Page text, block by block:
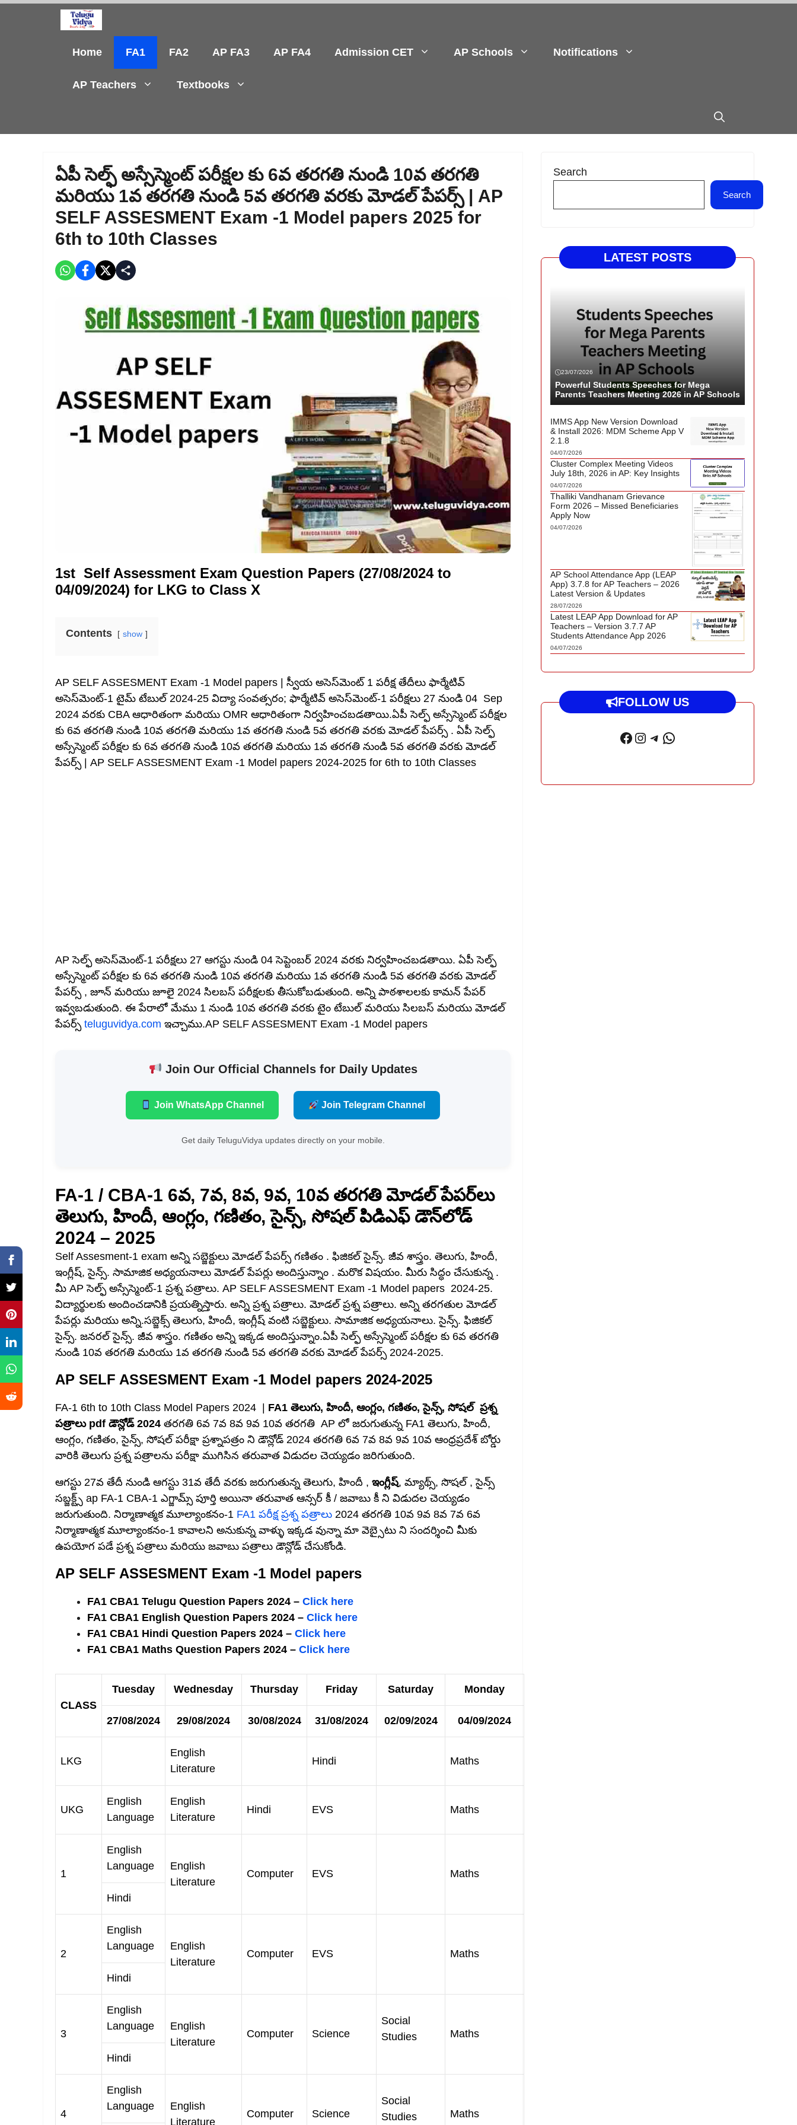
Home
FA1 FA2 AP FA3 AP FA4 Admission CET AP Schools Notifications
AP Teachers Textbooks
ఏపీ సెల్ఫ్ అస్సేస్మెంట్ పరీక్షల కు 6వ తరగతి నుండి 10వ తరగతి
మరియు 1వ తరగతి నుండి 5వ తరగతి వరకు మోడల్ పేపర్స్ | AP
SELF ASSESMENT Exam -1 Model papers 2025 for
6th to 10th Classes
1st Self Assessment Exam Question Papers (27/08/2024 to
04/09/2024) for LKG to Class X
Contents show
AP SELF ASSESMENT Exam -1 Model papers | స్వీయ అసెస్‌మెంట్ 1 పరీక్ష తేదీలు ఫార్మేటివ్
అసెస్‌మెంట్-1 టైమ్ టేబుల్ 2024-25 విద్యా సంవత్సరం; ఫార్మేటివ్ అసెస్‌మెంట్-1 పరీక్షలు 27 నుండి 04 Sep
2024 వరకు CBA ఆధారితంగా మరియు OMR ఆధారితంగా నిర్వహించబడతాయి.ఏపీ సెల్ఫ్ అస్సేస్మెంట్ పరీక్షల
కు 6వ తరగతి నుండి 10వ తరగతి మరియు 1వ తరగతి నుండి 5వ తరగతి వరకు మోడల్ పేపర్స్ . ఏపీ సెల్ఫ్
అస్సేస్మెంట్ పరీక్షల కు 6వ తరగతి నుండి 10వ తరగతి మరియు 1వ తరగతి నుండి 5వ తరగతి వరకు మోడల్
పేపర్స్ | AP SELF ASSESMENT Exam -1 Model papers 2024-2025 for 6th to 10th Classes
AP సెల్ఫ్ అసెస్‌మెంట్-1 పరీక్షలు 27 ఆగస్టు నుండి 04 సెప్టెంబర్ 2024 వరకు నిర్వహించబడతాయి. ఏపీ సెల్ఫ్
అస్సేస్మెంట్ పరీక్షల కు 6వ తరగతి నుండి 10వ తరగతి మరియు 1వ తరగతి నుండి 5వ తరగతి వరకు మోడల్
పేపర్స్ , జూన్ మరియు జూలై 2024 సిలబస్ పరీక్షలకు తీసుకోబడుతుంది. అన్ని పాఠశాలలకు కామన్ పేపర్
ఇవ్వబడుతుంది. ఈ పేరాలో మేము 1 నుండి 10వ తరగతి వరకు టైం టేబుల్ మరియు సిలబస్ మరియు మోడల్
పేపర్స్ teluguvidya.com ఇచ్చాము.AP SELF ASSESMENT Exam -1 Model papers
Join Our Official Channels for Daily Updates
Join WhatsApp Channel Join Telegram Channel
Get daily TeluguVidya updates directly on your mobile.
FA-1 / CBA-1 6వ, 7వ, 8వ, 9వ, 10వ తరగతి మోడల్ పేపర్‌లు
తెలుగు, హిందీ, ఆంగ్లం, గణితం, సైన్స్, సోషల్ పిడిఎఫ్ డౌన్‌లోడ్
2024 – 2025
Self Assesment-1 exam అన్ని సబ్జెక్టులు మోడల్ పేపర్స్ గణితం . ఫిజికల్ సైన్స్. జీవ శాస్త్రం. తెలుగు, హిందీ,
ఇంగ్లీష్, సైన్స్. సామాజిక అధ్యయనాలు మోడల్ పేపర్లు అందిస్తున్నాం . మరొక విషయం. మీరు సిద్ధం చేసుకున్న .
మీ AP సెల్ఫ్ అస్సేస్మెంట్-1 ప్రశ్న పత్రాలు. AP SELF ASSESMENT Exam -1 Model papers 2024-25.
విద్యార్థులకు అందించడానికి ప్రయత్నిస్తారు. అన్ని ప్రశ్న పత్రాలు. మోడల్ ప్రశ్న పత్రాలు. అన్ని తరగతుల మోడల్
పేపర్లు మరియు అన్ని.సబ్జెక్స్ తెలుగు, హిందీ, ఇంగ్లీష్ వంటి సబ్జెక్టులు. సామాజిక అధ్యయనాలు. సైన్స్. ఫిజికల్
సైన్స్. జనరల్ సైన్స్. జీవ శాస్త్రం. గణితం అన్ని ఇక్కడ అందిస్తున్నాం.ఏపీ సెల్ఫ్ అస్సేస్మెంట్ పరీక్షల కు 6వ తరగతి
నుండి 10వ తరగతి మరియు 1వ తరగతి నుండి 5వ తరగతి వరకు మోడల్ పేపర్స్ 2024-2025.
AP SELF ASSESMENT Exam -1 Model papers 2024-2025
FA-1 6th to 10th Class Model Papers 2024 | FA1 తెలుగు, హిందీ, ఆంగ్లం, గణితం, సైన్స్, సోషల్ ప్రశ్న
పత్రాలు pdf డౌన్లోడ్ 2024 తరగతి 6వ 7వ 8వ 9వ 10వ తరగతి AP లో జరుగుతున్న FA1 తెలుగు, హిందీ,
ఆంగ్లం, గణితం, సైన్స్, సోషల్ పరీక్షా ప్రశ్నాపత్రం ని డౌన్లోడ్ 2024 తరగతి 6వ 7వ 8వ 9వ 10వ ఆంధ్రప్రదేశ్ బోర్డు
వారికి తెలుగు ప్రశ్న పత్రాలను పరీక్షా ముగిసిన తరువాత విడుదల చెయ్యడం జరిగుతుంది.
ఆగస్టు 27వ తేదీ నుండి ఆగస్టు 31వ తేదీ వరకు జరుగుతున్న తెలుగు, హిందీ , ఇంగ్లీష్, మ్యాథ్స్, సొషల్ , సైన్స్
సబ్జక్ట్స్ ap FA-1 CBA-1 ఎగ్జామ్స్ పూర్తి అయినా తరువాత ఆన్సర్ కీ / జవాబు కీ ని విడుదల చెయ్యడం
జరుగుతుంది. నిర్మాణాత్మక మూల్యాంకనం-1 FA1 పరీక్ష ప్రశ్న పత్రాలు 2024 తరగతి 10వ 9వ 8వ 7వ 6వ
నిర్మాణాత్మక మూల్యాంకనం-1 కావాలని అనుకున్న వాళ్ళు ఇక్కడ వున్నా మా వెబ్సైటు ని సందర్శించి మీకు
ఉపయోగ పడే ప్రశ్న పత్రాలు మరియు జవాబు పత్రాలు డౌన్లోడ్ చేసుకోండి.
AP SELF ASSESMENT Exam -1 Model papers
FA1 CBA1 Telugu Question Papers 2024 – Click here
FA1 CBA1 English Question Papers 2024 – Click here
FA1 CBA1 Hindi Question Papers 2024 – Click here
FA1 CBA1 Maths Question Papers 2024 – Click here
CLASS
Tuesday Wednesday Thursday Friday Saturday Monday
27/08/2024 29/08/2024 30/08/2024 31/08/2024 02/09/2024 04/09/2024
LKG
English
Literature
Hindi Maths
UKG
English
Language
English
Literature
Hindi EVS Maths
1
English
Language
English
Literature
Computer EVS Maths
Hindi
2
English
Language
English
Literature
Computer EVS Maths
Hindi
3
English
Language
English
Literature
Computer Science
Social
Studies
Maths
Hindi
4
English
Language
English
Literature
Computer Science
Social
Studies
Maths
Search
Search
LATEST POSTS
23/07/2026
Powerful Students Speeches for Mega
Parents Teachers Meeting 2026 in AP Schools
IMMS App New Version Download
& Install 2026: MDM Scheme App V
2.1.8
04/07/2026
Cluster Complex Meeting Videos
July 18th, 2026 in AP: Key Insights
04/07/2026
Thalliki Vandhanam Grievance
Form 2026 – Missed Beneficiaries
Apply Now
04/07/2026
AP School Attendance App (LEAP
App) 3.7.8 for AP Teachers – 2026
Latest Version & Updates
28/07/2026
Latest LEAP App Download for AP
Teachers – Version 3.7.7 AP
Students Attendance App 2026
04/07/2026
FOLLOW US
Facebook
Instagram
Telegram
WhatsApp